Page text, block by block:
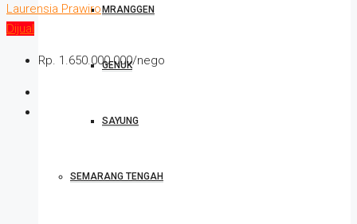
MRANGGEN
GENUK
SAYUNG
SEMARANG TENGAH
Laurensia Prawiro
Dijual
Rp. 1.650.000.000/nego